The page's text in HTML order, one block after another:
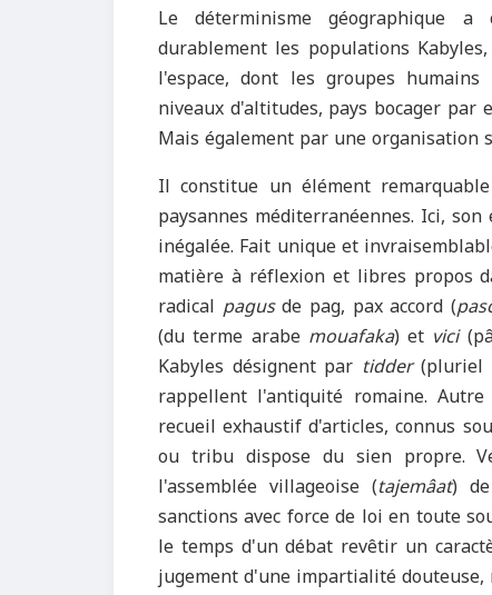
Le déterminisme géographique
durablement les populations
l'espace, dont les groupes
niveaux d'altitudes, pays bocager par
Mais également par une
Il constitue un élément
paysannes méditerranéennes. Ici,
inégalée. Fait unique et
matière à réflexion et libres propos
radical pagusde pag, pax accord (
(du terme arabe mouafaka) et vici
Kabyles désignent par tidder(pluriel
rappellent l'antiquité romaine.
recueil exhaustif d'articles, connus
ou tribu dispose du sien propre.
l'assemblée villageoise (tajemâat)
sanctions avec force de loi en toute
le temps d'un débat revêtir un
jugement d'une impartialité